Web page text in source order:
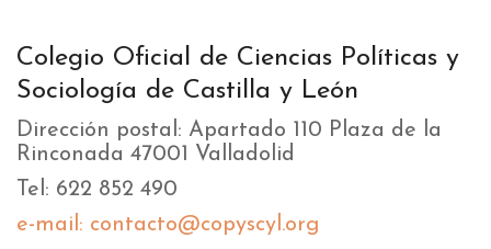
Colegio Oficial de Ciencias Políticas y
Sociología de Castilla y León
Dirección postal: Apartado 110 Plaza de la
Rinconada 47001 Valladolid
Tel: 622 852 490
e-mail: contacto@copyscyl.org